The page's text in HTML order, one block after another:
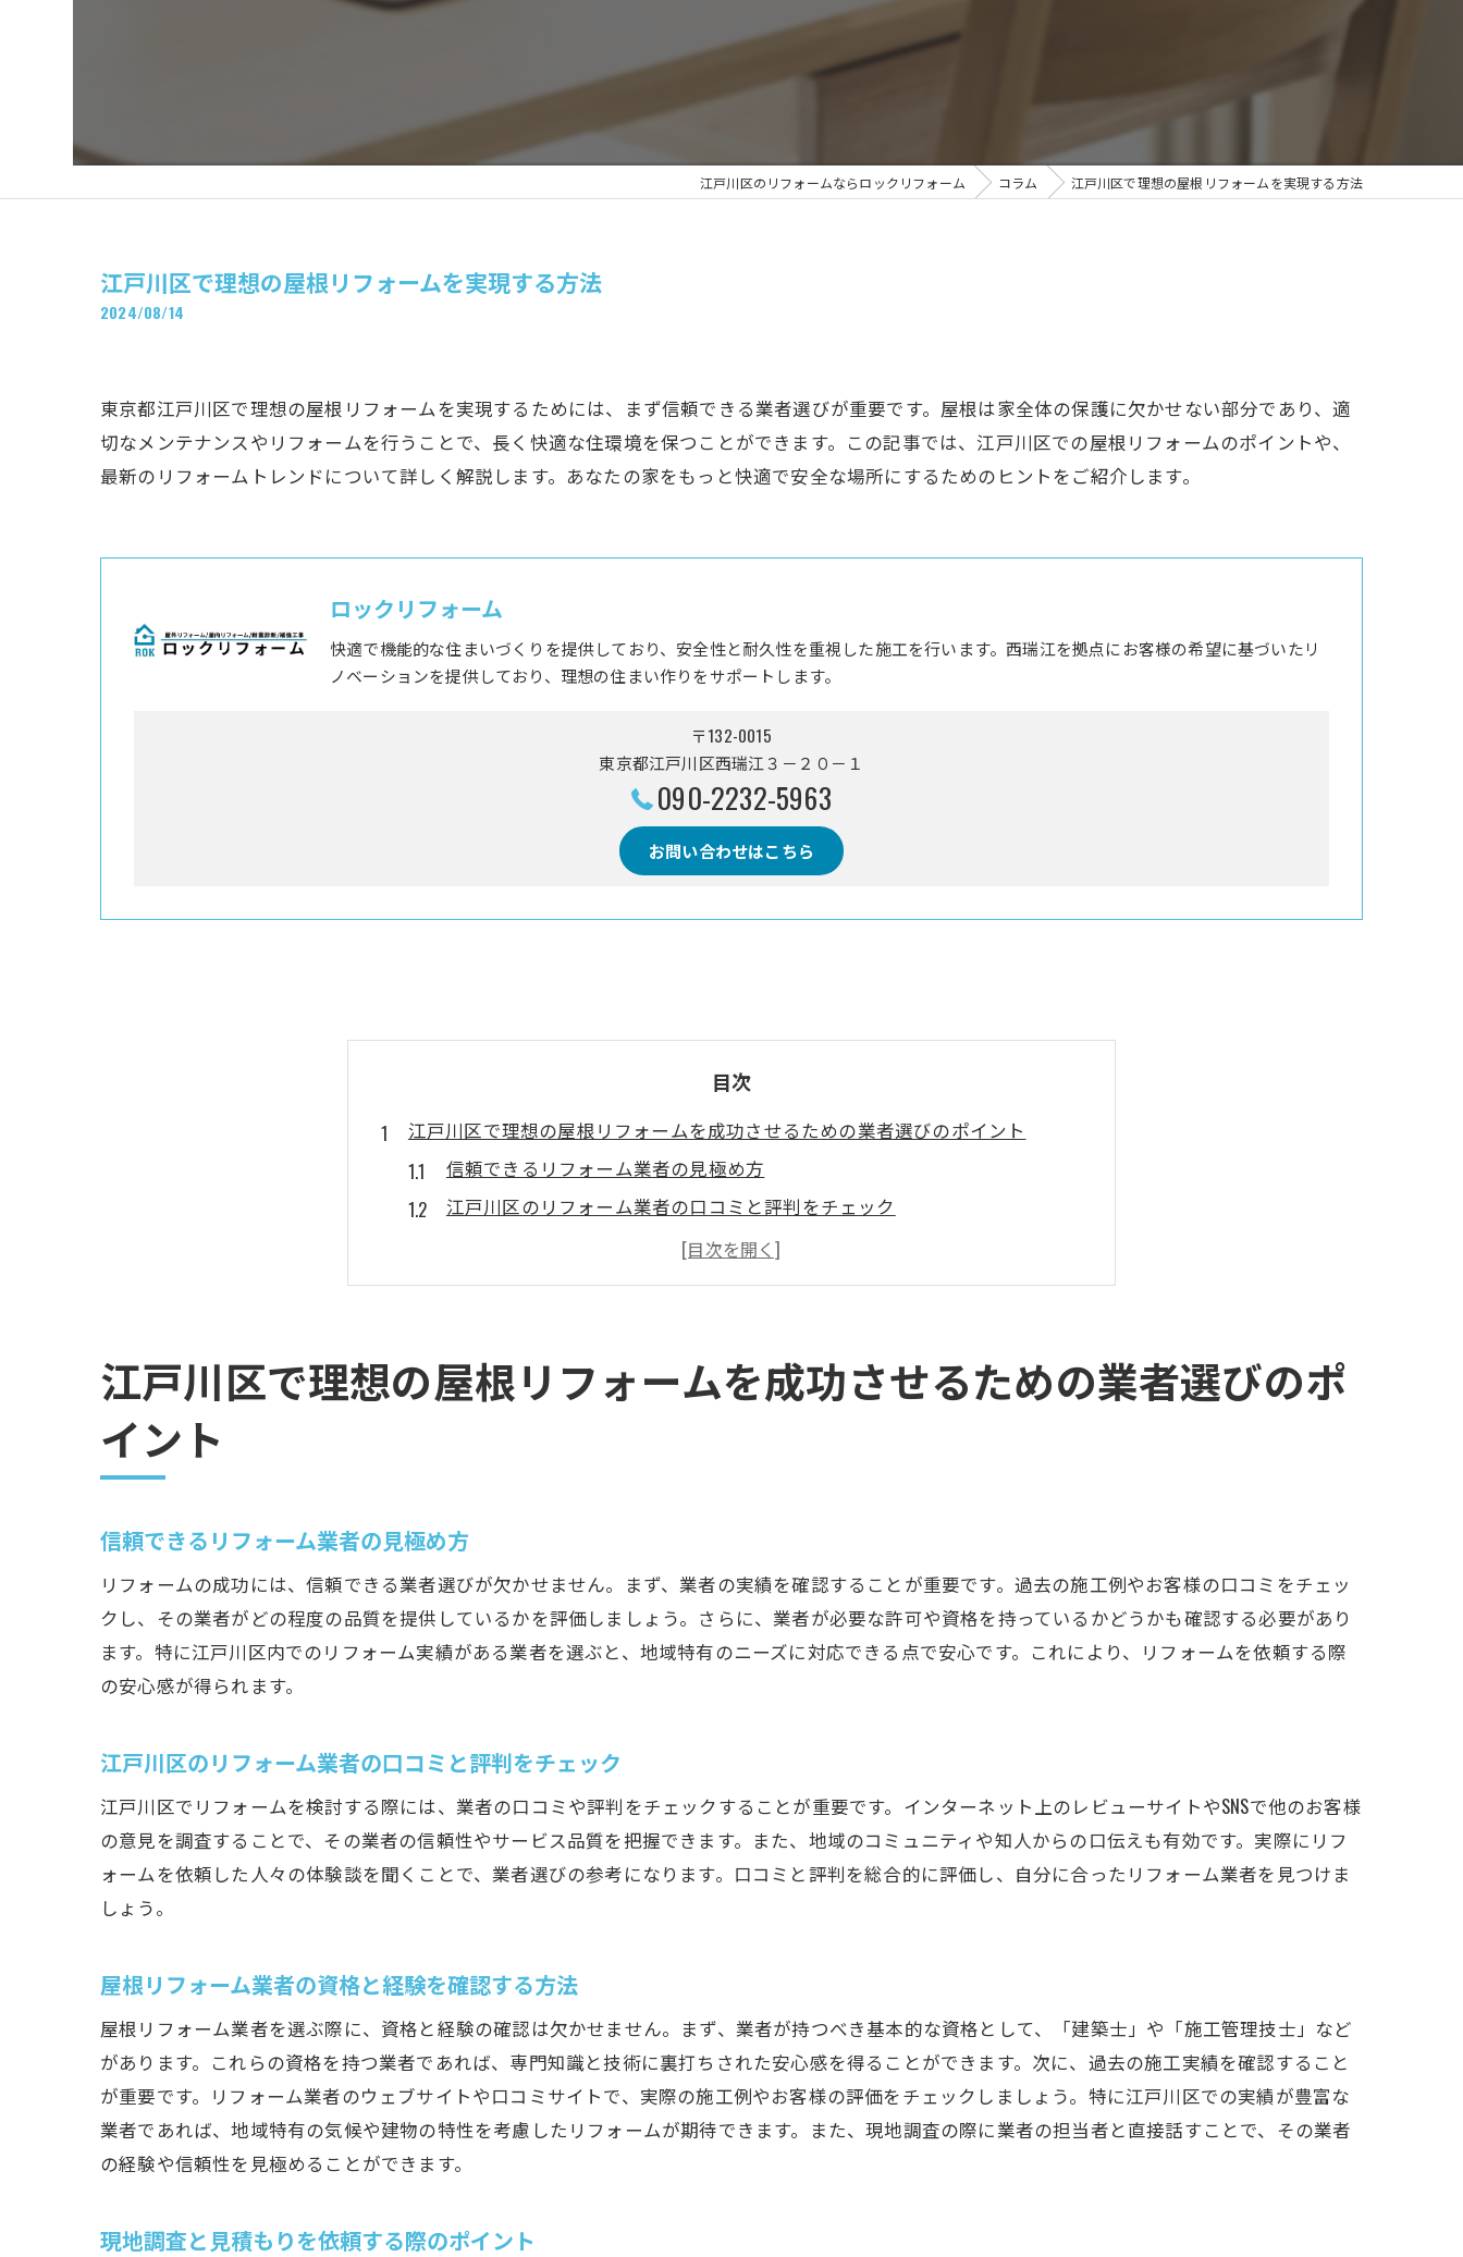
江戸川区のリフォームならロックリフォーム コラム 江戸川区で理想の屋根リフォームを実現する方法
江戸川区で理想の屋根リフォームを実現する方法
2024/08/14
東京都江戸川区で理想の屋根リフォームを実現するためには、まず信頼できる業者選びが重要です。屋根は家全体の保護に欠かせない部分であり、適
切なメンテナンスやリフォームを行うことで、長く快適な住環境を保つことができます。この記事では、江戸川区での屋根リフォームのポイントや、
最新のリフォームトレンドについて詳しく解説します。あなたの家をもっと快適で安全な場所にするためのヒントをご紹介します。
ロックリフォーム
快適で機能的な住まいづくりを提供しており、安全性と耐久性を重視した施工を行います。西瑞江を拠点にお客様の希望に基づいたリ
ノベーションを提供しており、理想の住まい作りをサポートします。
〒132-0015
東京都江戸川区西瑞江３－２０－１
090-2232-5963
お問い合わせはこちら
目次
江戸川区で理想の屋根リフォームを成功させるための業者選びのポイント
信頼できるリフォーム業者の見極め方
江戸川区のリフォーム業者の口コミと評判をチェック
屋根リフォーム業者の資格と経験を確認する方法
現地調査と見積もりを依頼する際のポイント
アフターサービスの充実度も業者選びの鍵
リフォーム初心者必見江戸川区で失敗しない屋根リフォームのコツ
品質と価格のバランスを取る方法
リフォームスケジュールの立て方と管理
屋根素材の選び方とそのメリット・デメリット
最新トレンドを取り入れた江戸川区の屋根リフォーム事例紹介
最新の防災対策を取り入れた屋根リフォーム
地域の気候に適したリフォーム事例
リフォームで叶えるスタイリッシュな屋根デザイン
実際の施工事例から学ぶ成功の秘訣
リフォーム前に確認するべき屋根の現状
屋根リフォームに適した時期と季節
保証と保険について知っておくべきこと
リフォーム中の生活に与える影響と対策
費用と工期を事前に把握しておく方法
成功事例1: 効果的な断熱リフォーム
江戸川区で理想の屋根リフォームを成功させるための業者選びのポ
イント
信頼できるリフォーム業者の見極め方
リフォームの成功には、信頼できる業者選びが欠かせません。まず、業者の実績を確認することが重要です。過去の施工例やお客様の口コミをチェッ
クし、その業者がどの程度の品質を提供しているかを評価しましょう。さらに、業者が必要な許可や資格を持っているかどうかも確認する必要があり
ます。特に江戸川区内でのリフォーム実績がある業者を選ぶと、地域特有のニーズに対応できる点で安心です。これにより、リフォームを依頼する際
の安心感が得られます。
江戸川区のリフォーム業者の口コミと評判をチェック
江戸川区でリフォームを検討する際には、業者の口コミや評判をチェックすることが重要です。インターネット上のレビューサイトやSNSで他のお客様
の意見を調査することで、その業者の信頼性やサービス品質を把握できます。また、地域のコミュニティや知人からの口伝えも有効です。実際にリフ
ォームを依頼した人々の体験談を聞くことで、業者選びの参考になります。口コミと評判を総合的に評価し、自分に合ったリフォーム業者を見つけま
しょう。
屋根リフォーム業者の資格と経験を確認する方法
屋根リフォーム業者を選ぶ際に、資格と経験の確認は欠かせません。まず、業者が持つべき基本的な資格として、「建築士」や「施工管理技士」など
があります。これらの資格を持つ業者であれば、専門知識と技術に裏打ちされた安心感を得ることができます。次に、過去の施工実績を確認すること
が重要です。リフォーム業者のウェブサイトや口コミサイトで、実際の施工例やお客様の評価をチェックしましょう。特に江戸川区での実績が豊富な
業者であれば、地域特有の気候や建物の特性を考慮したリフォームが期待できます。また、現地調査の際に業者の担当者と直接話すことで、その業者
の経験や信頼性を見極めることができます。
現地調査と見積もりを依頼する際のポイント